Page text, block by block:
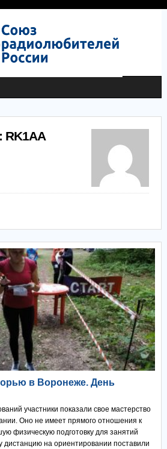
RK1AA
в Воронеже. День
участники показали свое мастерство
Оно не имеет прямого отношения к
физическую подготовку для занятий
дистанцию на ориентировании поставили